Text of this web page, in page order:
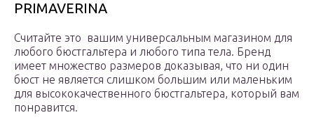
PRIMAVERINA
Считайте это вашим универсальным магазином для
любого бюстгальтера и любого типа тела. Бренд
имеет множество размеров доказывая, что ни один
бюст не является слишком большим или маленьким
для высококачественного бюстгальтера, который вам
понравится.